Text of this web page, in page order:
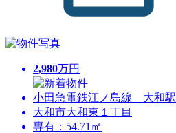
2,980万円
小田急電鉄江ノ島線 大和駅
大和市大和東１丁目
専有：54.71㎡